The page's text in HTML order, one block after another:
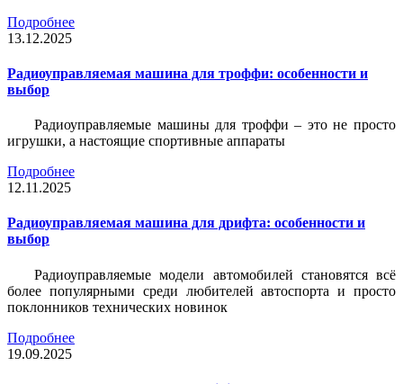
Подробнее
13.12.2025
Радиоуправляемая машина для троффи: особенности и
выбор
Радиоуправляемые машины для троффи – это не просто
игрушки, а настоящие спортивные аппараты
Подробнее
12.11.2025
Радиоуправляемая машина для дрифта: особенности и
выбор
Радиоуправляемые модели автомобилей становятся всё
более популярными среди любителей автоспорта и просто
поклонников технических новинок
Подробнее
19.09.2025